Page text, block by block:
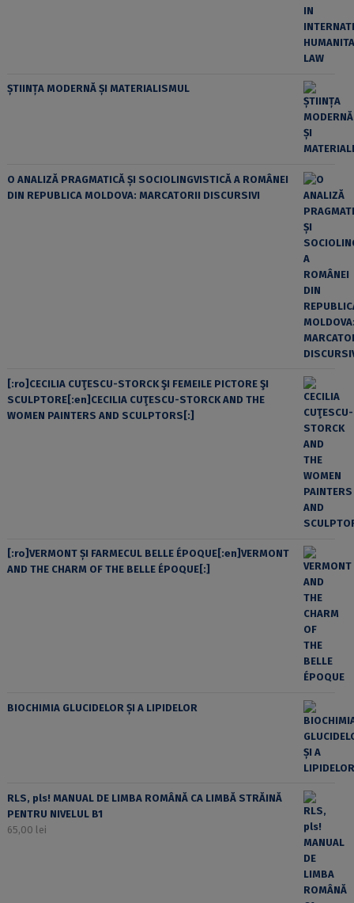
ȘTIINȚA MODERNĂ ȘI MATERIALISMUL
O ANALIZĂ PRAGMATICĂ ȘI SOCIOLINGVISTICĂ A ROMÂNEI
DIN REPUBLICA MOLDOVA: MARCATORII DISCURSIVI
[:ro]CECILIA CUŢESCU-STORCK ŞI FEMEILE PICTORE ŞI
SCULPTORE[:en]CECILIA CUŢESCU-STORCK AND THE
WOMEN PAINTERS AND SCULPTORS[:]
[:ro]VERMONT ȘI FARMECUL BELLE ÉPOQUE[:en]VERMONT
AND THE CHARM OF THE BELLE ÉPOQUE[:]
BIOCHIMIA GLUCIDELOR ȘI A LIPIDELOR
RLS, pls! MANUAL DE LIMBA ROMÂNĂ CA LIMBĂ STRĂINĂ
PENTRU NIVELUL B1
65,00 lei